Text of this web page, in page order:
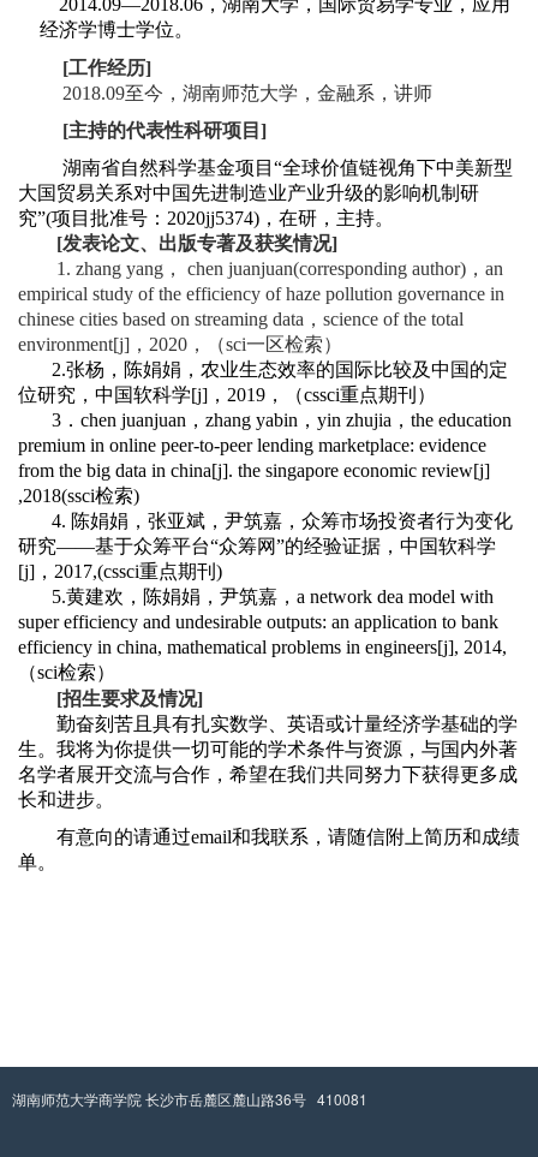
2014.09—2018.06，湖南大学，国际贸易学专业，应用
经济学博士学位。
[工作经历]
2018.09至今，湖南师范大学，金融系，讲师
[主持的代表性科研项目]
湖南省自然科学基金项目“全球价值链视角下中美新型
大国贸易关系对中国先进制造业产业升级的影响机制研
究”(项目批准号：2020jj5374)，在研，主持。
[发表论文、出版专著及获奖情况]
1. zhang yang， chen juanjuan(corresponding author)，an
empirical study of the efficiency of haze pollution governance in
chinese cities based on streaming data，science of the total
environment[j]，2020，（sci一区检索）
2.张杨，陈娟娟，农业生态效率的国际比较及中国的定
位研究，中国软科学[j] ， 2019 ，（cssci重点期刊）
3 ． chen juanjuan ， zhang yabin ， yin zhujia ， the education
premium in online peer-to-peer lending marketplace: evidence
from the big data in china[j]. the singapore economic review[j]
,2018(ssci检索)
4. 陈娟娟，张亚斌，尹筑嘉，众筹市场投资者行为变化
研究——基于众筹平台“众筹网”的经验证据，中国软科学
[j] ， 2017,(cssci重点期刊 )
5.黄建欢，陈娟娟，尹筑嘉， a network dea model with
super efficiency and undesirable outputs: an application to bank
efficiency in china, mathematical problems in engineers[j], 2014,
（sci检索）
[招生要求及情况]
勤奋刻苦且具有扎实数学、英语或计量经济学基础的学
生。我将为你提供一切可能的学术条件与资源，与国内外著
名学者展开交流与合作，希望在我们共同努力下获得更多成
长和进步。
有意向的请通过email和我联系，请随信附上简历和成绩
单。
湖南师范大学商学院 长沙市岳麓区麓山路36号 410081